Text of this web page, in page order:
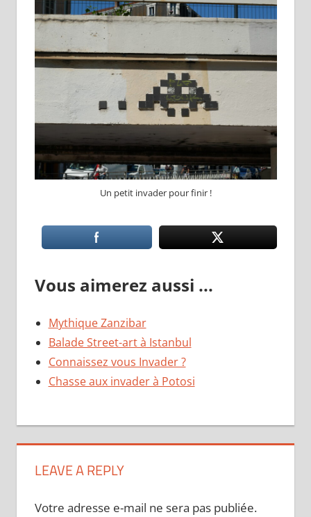
Un petit invader pour finir !
Vous aimerez aussi ...
Mythique Zanzibar
Balade Street-art à Istanbul
Connaissez vous Invader ?
Chasse aux invader à Potosi
LEAVE A REPLY
Votre adresse e-mail ne sera pas publiée.